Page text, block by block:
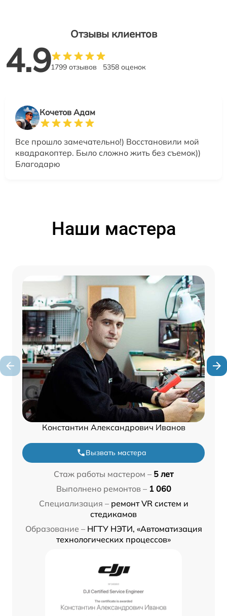
Отзывы клиентов
4.91799 отзывов 5358 оценок
Кочетов Адам
Все прошло замечательно!) Восстановили мой
квадракоптер. Было сложно жить без съемок))
Благодарю
Наши мастера
Константин Александрович Иванов
Вызвать мастера
Стаж работы мастером – 5 лет
Выполнено ремонтов – 1 060
Специализация – ремонт VR систем и
стедикамов
Образование – НГТУ НЭТИ, «Автоматизация
технологических процессов»